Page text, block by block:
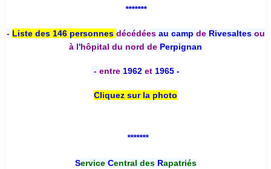
*******
- Liste des 146 personnes décédées au camp deRivesaltesou
à l'hôpital du nord de Perpignan
- entre 1962 et 1965 -
Cliquez sur la photo
*******
Service Central desRapatriés